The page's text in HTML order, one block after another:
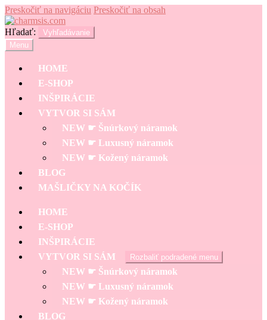
Preskočiť na navigáciu Preskočiť na obsah
Hľadať:
Vyhľadávanie
Menu
HOME
E-SHOP
INŠPIRÁCIE
VYTVOR SI SÁM
NEW ☛ Šnúrkový náramok
NEW ☛ Luxusný náramok
NEW ☛ Kožený náramok
BLOG
MAŠLIČKY NA KOČÍK
HOME
E-SHOP
INŠPIRÁCIE
VYTVOR SI SÁM
Rozbaliť podradené menu
NEW ☛ Šnúrkový náramok
NEW ☛ Luxusný náramok
NEW ☛ Kožený náramok
BLOG